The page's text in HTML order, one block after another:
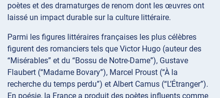
poètes et des dramaturges de renom dont les œuvres ont
laissé un impact durable sur la culture littéraire.
Parmi les figures littéraires françaises les plus célèbres
figurent des romanciers tels que Victor Hugo (auteur des
“Misérables” et du “Bossu de Notre-Dame”), Gustave
Flaubert (“Madame Bovary”), Marcel Proust (“À la
recherche du temps perdu”) et Albert Camus (“L’Étranger”).
En poésie, la France a produit des poètes influents comme